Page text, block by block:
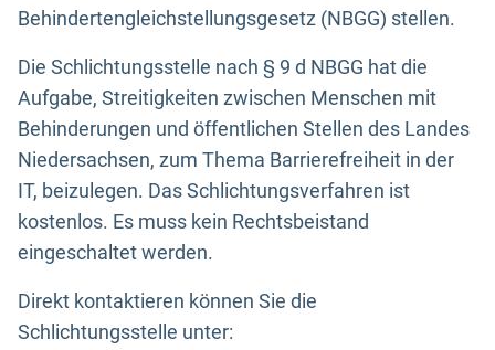
Behindertengleichstellungsgesetz (NBGG) stellen.
Die Schlichtungsstelle nach § 9 d NBGG hat die
Aufgabe, Streitigkeiten zwischen Menschen mit
Behinderungen und öffentlichen Stellen des Landes
Niedersachsen, zum Thema Barrierefreiheit in der
IT, beizulegen. Das Schlichtungsverfahren ist
kostenlos. Es muss kein Rechtsbeistand
eingeschaltet werden.
Direkt kontaktieren können Sie die
Schlichtungsstelle unter: